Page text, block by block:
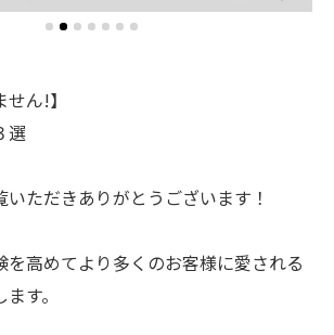
ん!】
選
ただきありがとうございます！
を高めてより多くのお客様に愛される
す。